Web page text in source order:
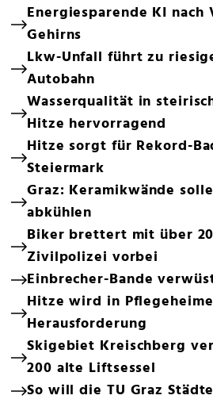
Energiesparende KI
Gehirns
Lkw-Unfall führt zu
Autobahn
Wasserqualität in
Hitze hervorragend
Hitze sorgt für Rekord-
Steiermark
Graz: Keramikwände
abkühlen
Biker brettert mit über
Zivilpolizei vorbei
Einbrecher-Bande
Hitze wird in
Herausforderung
Skigebiet Kreischberg
200 alte Liftsessel
So will die TU Graz